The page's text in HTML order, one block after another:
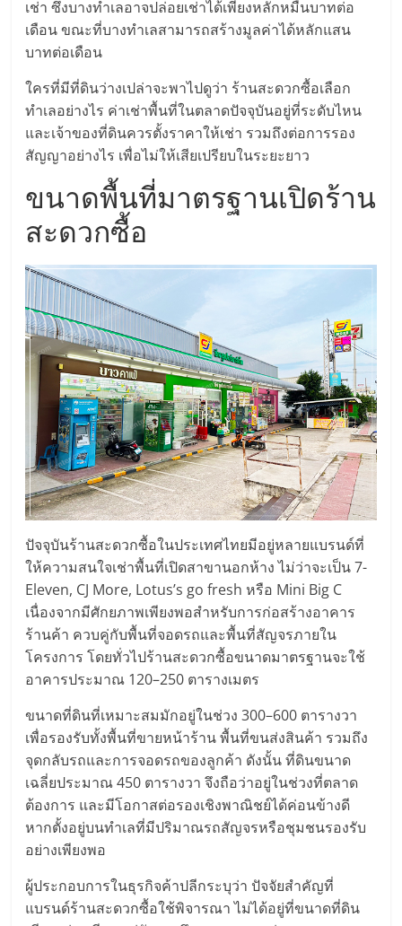
ที่
ปรึกษา
แฟ
รน
ไชส์,
รวม
แฟ
รน
ไชส์
ขาย
แฟ
รน
ไชส์
แฟ
รน
ไชส์
ขาย
หน้า
เช่า ซึ่งบางทำเลอาจปล่อยเช่าได้เพียงหลักหมื่นบาทต่อ
เดือน ขณะที่บางทำเลสามารถสร้างมูลค่าได้หลักแสน
บาทต่อเดือน
ใครที่มีที่ดินว่างเปล่าจะพาไปดูว่า ร้านสะดวกซื้อเลือก
ทำเลอย่างไร ค่าเช่าพื้นที่ในตลาดปัจจุบันอยู่ที่ระดับไหน
และเจ้าของที่ดินควรตั้งราคาให้เช่า รวมถึงต่อการรอง
สัญญาอย่างไร เพื่อไม่ให้เสียเปรียบในระยะยาว
ขนาดพื้นที่มาตรฐานเปิดร้าน
สะดวกซื้อ
ปัจจุบันร้านสะดวกซื้อในประเทศไทยมีอยู่หลายแบรนด์ที่
ให้ความสนใจเช่าพื้นที่เปิดสาขานอกห้าง ไม่ว่าจะเป็น 7-
Eleven, CJ More, Lotus’s go fresh หรือ Mini Big C
เนื่องจากมีศักยภาพเพียงพอสำหรับการก่อสร้างอาคาร
ร้านค้า ควบคู่กับพื้นที่จอดรถและพื้นที่สัญจรภายใน
โครงการ โดยทั่วไปร้านสะดวกซื้อขนาดมาตรฐานจะใช้
อาคารประมาณ 120–250 ตารางเมตร
ขนาดที่ดินที่เหมาะสมมักอยู่ในช่วง 300–600 ตารางวา
เพื่อรองรับทั้งพื้นที่ขายหน้าร้าน พื้นที่ขนส่งสินค้า รวมถึง
จุดกลับรถและการจอดรถของลูกค้า ดังนั้น ที่ดินขนาด
เฉลี่ยประมาณ 450 ตารางวา จึงถือว่าอยู่ในช่วงที่ตลาด
ต้องการ และมีโอกาสต่อรองเชิงพาณิชย์ได้ค่อนข้างดี
หากตั้งอยู่บนทำเลที่มีปริมาณรถสัญจรหรือชุมชนรองรับ
อย่างเพียงพอ
ผู้ประกอบการในธุรกิจค้าปลีกระบุว่า ปัจจัยสำคัญที่
แบรนด์ร้านสะดวกซื้อใช้พิจารณา ไม่ได้อยู่ที่ขนาดที่ดิน